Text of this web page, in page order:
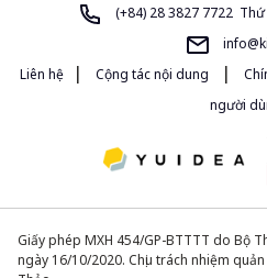
(+84) 28 3827 7722
Liên hệ
| Cộng tác nội dung |
người
Giấy phép MXH 454/GP-BTTTT do Bộ
ngày 16/10/2020. Chịu trách nhiệm